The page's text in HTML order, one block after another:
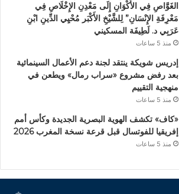
الغَوَّاصِ فِي الأَكْوَانِ إِلَى مَعْدِنِ الإِخْلَاصِ فِي
مَعْرِفَةِ الإِنْسَانِ” لِلشَّيْخِ الأَكْبَر مُحْيِي الدِّينِ ابْنِ
عَرَبِي د. لَطِيفَة المسكيني
منذ 5 ساعات
إدريس شويكة ينتقد لجنة دعم الأعمال السينمائية
بعد رفض مشروع «سراب رمال» ويطعن في
منهجية التقييم
منذ 5 ساعات
«كاف» تكشف الهوية البصرية الجديدة وكأس أمم
إفريقيا للفوتسال قبل قرعة نسخة المغرب 2026
منذ 5 ساعات